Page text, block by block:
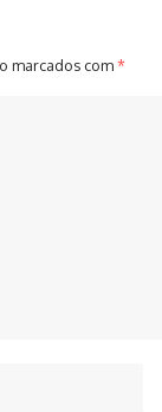
marcados com*